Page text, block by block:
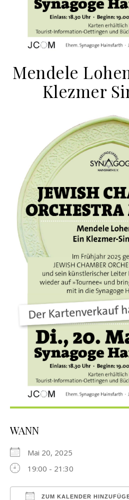
Mendele
Klezmer
WANN
Mai 20, 2025
19:00 - 21:30
ZUM KALENDER